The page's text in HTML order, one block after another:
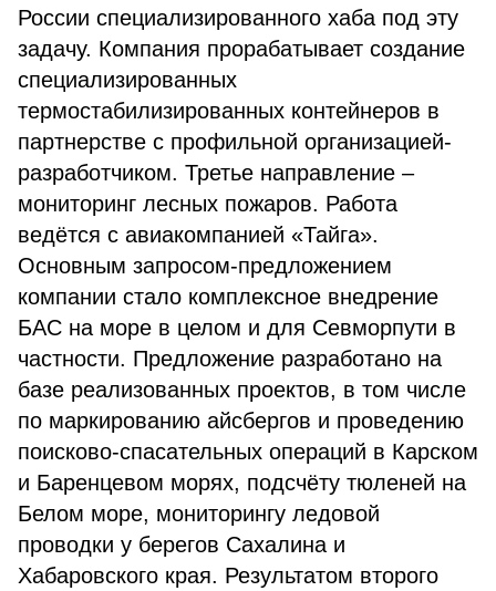
России специализированного хаба под эту
задачу. Компания прорабатывает создание
специализированных
термостабилизированных контейнеров в
партнерстве с профильной организацией-
разработчиком. Третье направление –
мониторинг лесных пожаров. Работа
ведётся с авиакомпанией «Тайга».
Основным запросом-предложением
компании стало комплексное внедрение
БАС на море в целом и для Севморпути в
частности. Предложение разработано на
базе реализованных проектов, в том числе
по маркированию айсбергов и проведению
поисково-спасательных операций в Карском
и Баренцевом морях, подсчёту тюленей на
Белом море, мониторингу ледовой
проводки у берегов Сахалина и
Хабаровского края. Результатом второго